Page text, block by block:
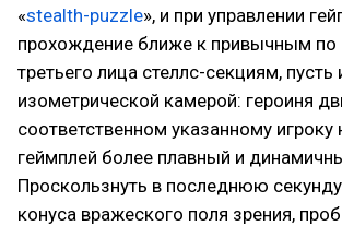
«stealth-puzzle», и при управлении
прохождение ближе к привычным
третьего лица стеллс-секциям, пусть
изометрической камерой: героиня
соответственном указанному игроку
геймплей более плавный и
Проскользнуть в последнюю
конуса вражеского поля зрения,